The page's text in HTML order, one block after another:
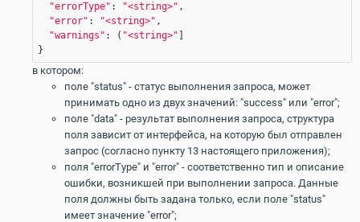
"errorType" : "<string>" ,
"error" : "<string>" ,
"warnings" : ( "<string>"
}
в котором:
поле "status" - статус выполнения запроса, может
принимать одно из двух значений: "success" или "error";
поле "data" - результат выполнения запроса, структура
поля зависит от интерфейса, на которую был отправлен
запрос (согласно пункту 13 настоящего приложения);
поля "errorType" и "error" - соответственно тип и описание
ошибки, возникшей при выполнении запроса. Данные
поля должны быть задана только, если поле "status"
имеет значение "error";